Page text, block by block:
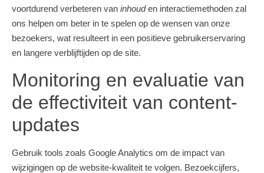
voortdurend verbeteren van inhouden interactiemethoden zal
ons helpen om beter in te spelen op de wensen van onze
bezoekers, wat resulteert in een positieve gebruikerservaring
en langere verblijftijden op de site.
Monitoring en evaluatie van
de effectiviteit van content-
updates
Gebruik tools zoals Google Analytics om de impact van
wijzigingen op de website-kwaliteit te volgen. Bezoekcijfers,